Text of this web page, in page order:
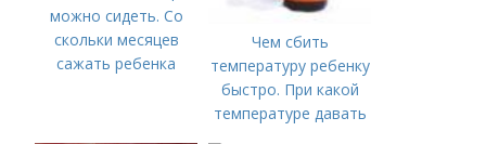
можно сидеть. Со
скольки месяцев
сажать ребенка
Чем сбить
температуру ребенку
быстро. При какой
температуре давать